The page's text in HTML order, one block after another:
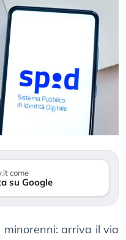
come
su Google
arriva il via